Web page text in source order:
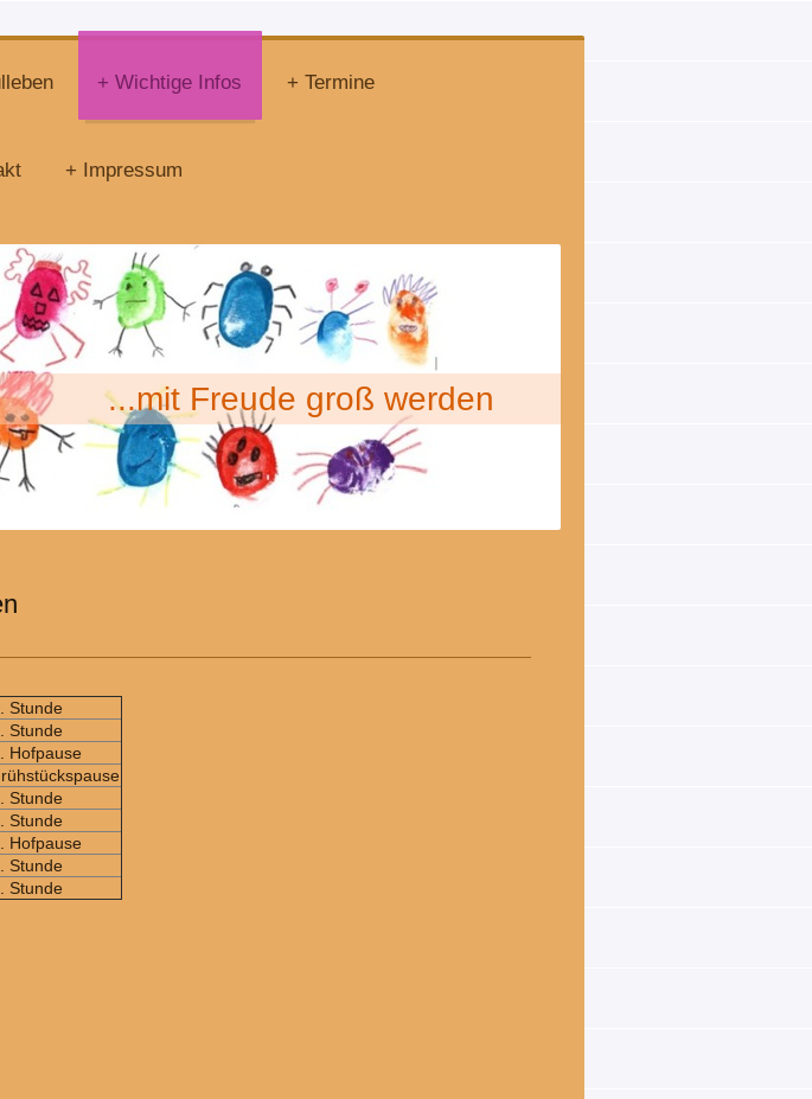
Wichtige Infos Termine
Impressum
Freude groß werden
Stunde
Stunde
Hofpause
Stunde
Stunde
Hofpause
Stunde
Stunde